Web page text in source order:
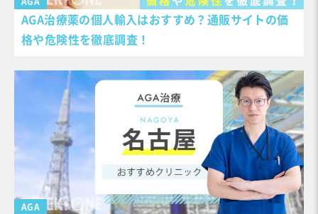
AGA治療薬の個人輸入はおすすめ？通販サイトの価
格や危険性を徹底調査！
AGA